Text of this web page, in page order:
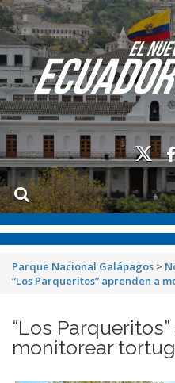
Parque Nacional Galápagos >
“Los Parqueritos” aprenden a
“Los
monitorear